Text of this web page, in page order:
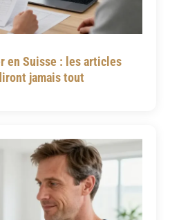
en Suisse : les articles
jamais tout